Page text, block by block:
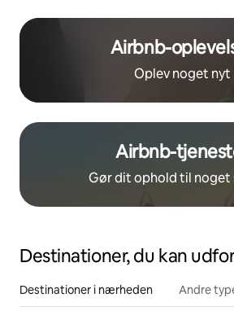
Airbnb-
Oplev noget nyt
Airbnb-
Gør dit ophold til
Destinationer, du kan
Destinationer i nærheden Andre